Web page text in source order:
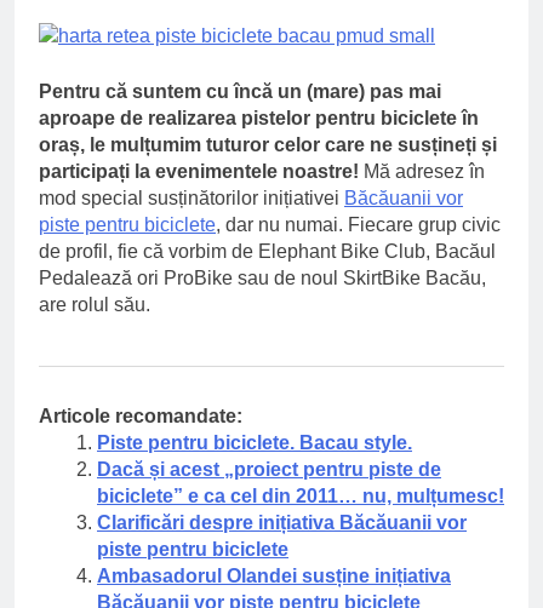
Pentru că suntem cu încă un (mare) pas mai
aproape de realizarea pistelor pentru biciclete în
oraș, le mulțumim tuturor celor care ne susțineți și
participați la evenimentele noastre! Mă adresez în
mod special susținătorilor inițiativei Băcăuanii vor
piste pentru biciclete, dar nu numai. Fiecare grup civic
de profil, fie că vorbim de Elephant Bike Club, Bacăul
Pedalează ori ProBike sau de noul SkirtBike Bacău,
are rolul său.
Articole recomandate:
Piste pentru biciclete. Bacau style.
Dacă și acest „proiect pentru piste de
biciclete” e ca cel din 2011… nu, mulțumesc!
Clarificări despre inițiativa Băcăuanii vor
piste pentru biciclete
Ambasadorul Olandei susține inițiativa
Băcăuanii vor piste pentru biciclete